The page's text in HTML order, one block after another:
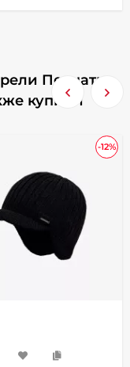
Перчатки
купили
-12%